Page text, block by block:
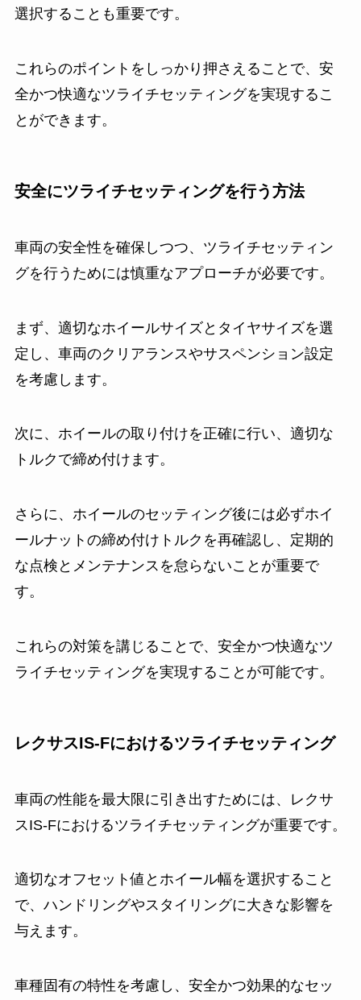
選択することも重要です。
これらのポイントをしっかり押さえることで、安
全かつ快適なツライチセッティングを実現するこ
とができます。
安全にツライチセッティングを行う方法
車両の安全性を確保しつつ、ツライチセッティン
グを行うためには慎重なアプローチが必要です。
まず、適切なホイールサイズとタイヤサイズを選
定し、車両のクリアランスやサスペンション設定
を考慮します。
次に、ホイールの取り付けを正確に行い、適切な
トルクで締め付けます。
さらに、ホイールのセッティング後には必ずホイ
ールナットの締め付けトルクを再確認し、定期的
な点検とメンテナンスを怠らないことが重要で
す。
これらの対策を講じることで、安全かつ快適なツ
ライチセッティングを実現することが可能です。
レクサスIS-Fにおけるツライチセッティング
車両の性能を最大限に引き出すためには、レクサ
スIS-Fにおけるツライチセッティングが重要です。
適切なオフセット値とホイール幅を選択すること
で、ハンドリングやスタイリングに大きな影響を
与えます。
車種固有の特性を考慮し、安全かつ効果的なセッ